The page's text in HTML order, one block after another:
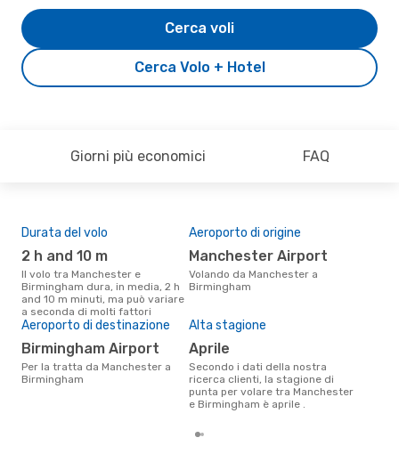
Cerca Volo + Hotel
Cerca voli
Giorni più economici FAQ
Durata del volo
2 h and 10 m
Il volo tra Manchester e
Birmingham dura, in media, 2 h
and 10 m minuti, ma può variare
a seconda di molti fattori
Aeroporto di origine
Manchester Airport
Volando da Manchester a
Birmingham
Aeroporto di destinazione
Birmingham Airport
Per la tratta da Manchester a
Birmingham
Alta stagione
aprile
Secondo i dati della nostra
ricerca clienti, la stagione di
punta per volare tra Manchester
e Birmingham è aprile .